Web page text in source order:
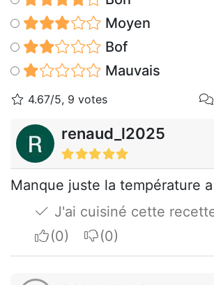
Moyen
Bof
Mauvais
4.67/5, 9 votes
renaud_l2025
Manque juste la température
J'ai cuisiné cette
I apreciateI do not appreciate